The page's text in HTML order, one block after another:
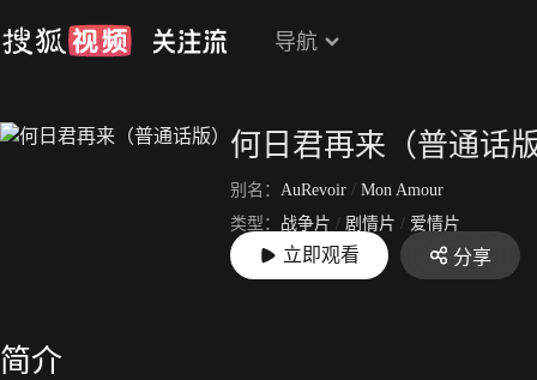
导航
何日君再来（普通话
别名： AuRevoir / Mon Amour
类型： 战争片 / 剧情片 / 爱情片
上映： 1991-03-28
立即观看 分享
简介